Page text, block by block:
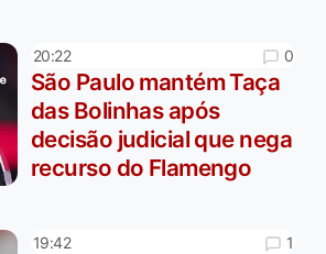
20:22 0
São Paulo mantém Taça
das Bolinhas após
decisão judicial que nega
recurso do Flamengo
19:42 1